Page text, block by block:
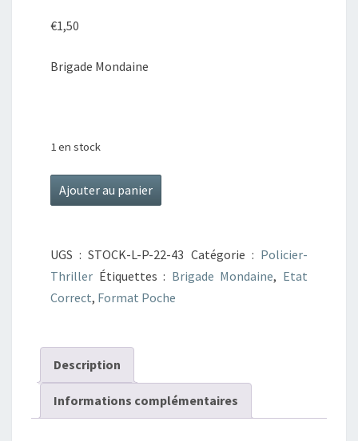
€1,50
Brigade Mondaine
1 en stock
quantité
de
Mondaine
N°83
L'allumeuse
Ajouter au panier
UGS :STOCK-L-P-22-43 Catégorie : Policier-
Thriller Étiquettes : Brigade Mondaine, Etat
Correct, Format Poche
Description
Informations complémentaires